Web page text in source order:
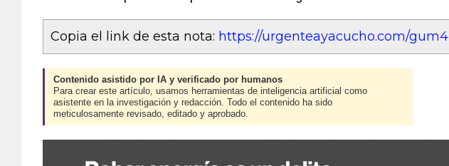
Copia el link de esta nota: https://urgenteayacucho.com/gum4
Contenido asistido por IA y verificado por humanos
Para crear este artículo, usamos herramientas de inteligencia artificial como
asistente en la investigación y redacción. Todo el contenido ha sido
meticulosamente revisado, editado y aprobado.